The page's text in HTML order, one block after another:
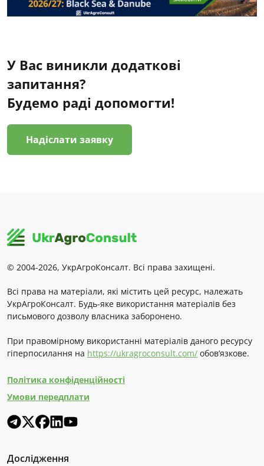
У Вас виникли додаткові
запитання?
Будемо раді допомогти!
Надіслати заявку
© 2004-2026, УкрАгроКонсалт. Всі права захищені.
Всі права на матеріали, які містить цей ресурс, належать
УкрАгроКонсалт. Будь-яке використання матеріалів без
письмового дозволу власника заборонено.
При правомірному використанні матеріалів даного ресурсу
гіперпосилання на https://ukragroconsult.com/ обов’язкове.
Політика конфіденційності
Умови передплати
Дослідження